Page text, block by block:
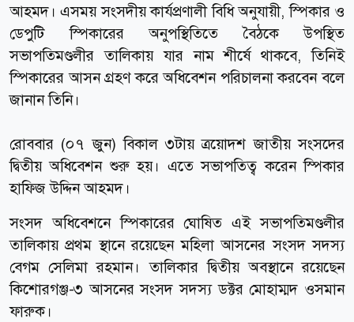
আহমদ। এসময় সংসদীয় কার্যপ্রণালী বিধি অনুযায়ী, স্পিকার ও
ডেপুটি স্পিকারের অনুপস্থিতিতে বৈঠকে উপস্থিত
সভাপতিমণ্ডলীর তালিকায় যার নাম শীর্ষে থাকবে, তিনিই
স্পিকারের আসন গ্রহণ করে অধিবেশন পরিচালনা করবেন বলে
জানান তিনি।
রোববার (০৭ জুন) বিকাল ৩টায় ত্রয়োদশ জাতীয় সংসদের
দ্বিতীয় অধিবেশন শুরু হয়। এতে সভাপতিত্ব করেন স্পিকার
হাফিজ উদ্দিন আহমদ।
সংসদ অধিবেশনে স্পিকারের ঘোষিত এই সভাপতিমণ্ডলীর
তালিকায় প্রথম স্থানে রয়েছেন মহিলা আসনের সংসদ সদস্য
বেগম সেলিমা রহমান। তালিকার দ্বিতীয় অবস্থানে রয়েছেন
কিশোরগঞ্জ-৩ আসনের সংসদ সদস্য ডক্টর মোহাম্মদ ওসমান
ফারুক।